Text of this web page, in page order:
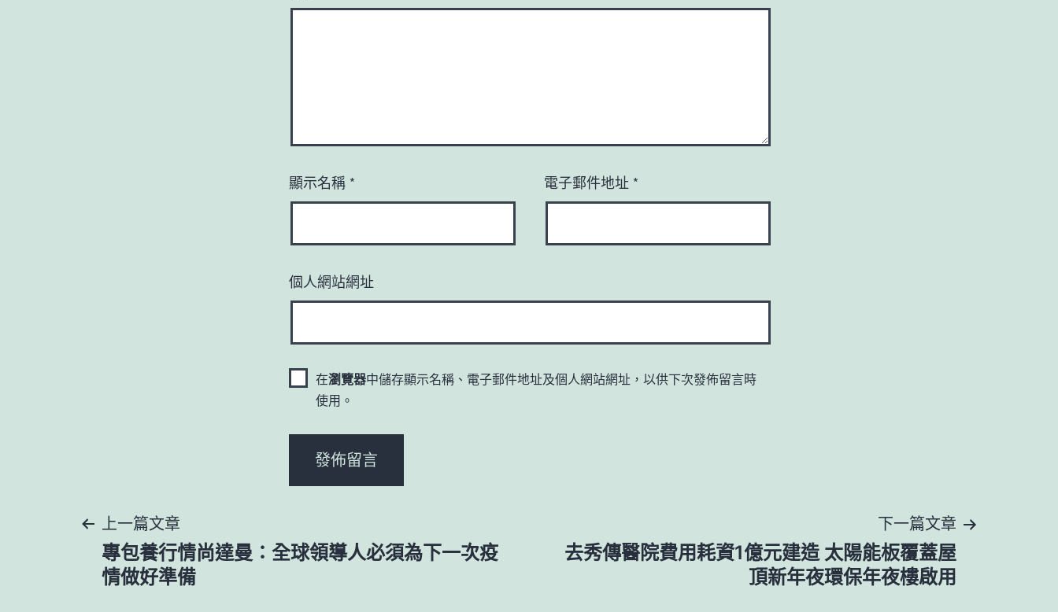
顯示名稱 * 電子郵件地址 *
個人網站網址
在瀏覽器中儲存顯示名稱、電子郵件地址及個人網站網址，以供下次發佈留言時
使用。
文
章
上一篇文章
專包養行情尚達曼：全球領導人必須為下一次疫
情做好準備
下一篇文章
去秀傳醫院費用耗資1億元建造 太陽能板覆蓋屋
頂新年夜環保年夜樓啟用